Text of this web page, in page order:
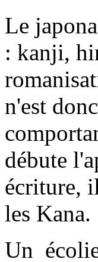
Le
: kanji,
n'est
débute
écriture,
les Kana.
Un